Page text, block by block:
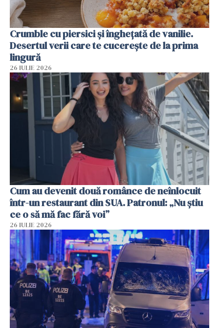
Crumble cu piersici și înghețată de vanilie.
Desertul verii care te cucerește de la prima
lingură
26 IULIE 2026
Cum au devenit două românce de neînlocuit
într-un restaurant din SUA. Patronul: „Nu știu
ce o să mă fac fără voi”
26 IULIE 2026